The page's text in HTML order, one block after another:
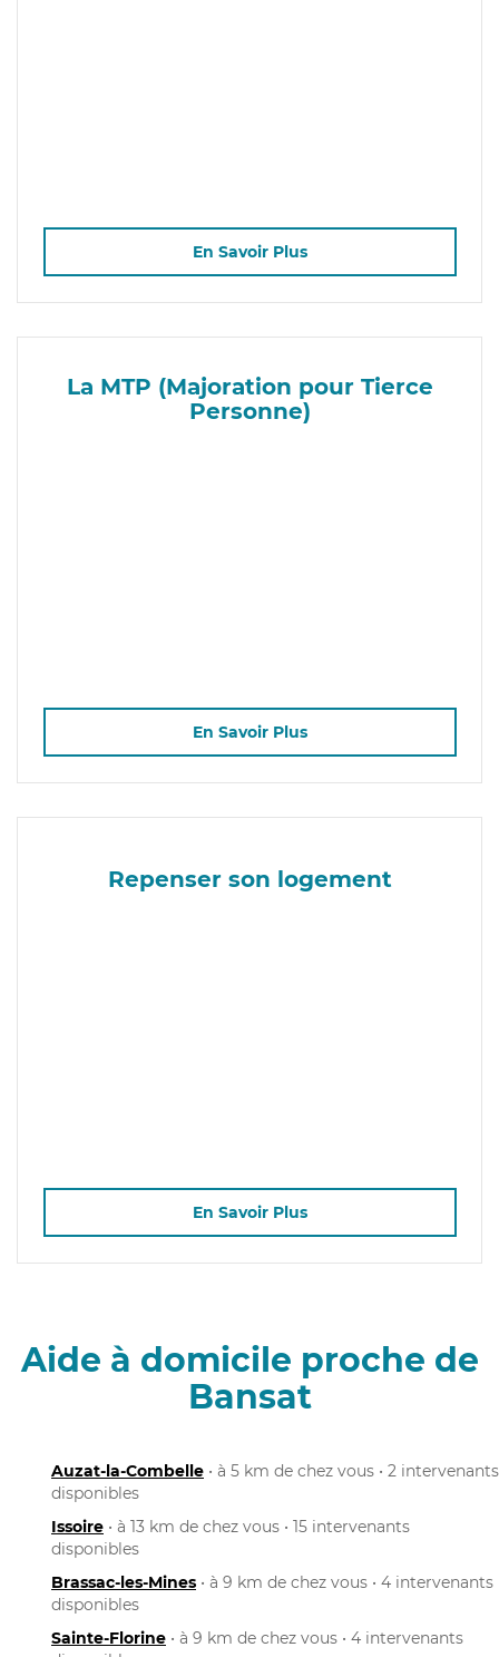
En Savoir Plus
La MTP (Majoration pour Tierce
Personne)
En Savoir Plus
Repenser son logement
En Savoir Plus
Aide à domicile proche de
Bansat
Auzat-la-Combelle • à 5 km de chez vous • 2 intervenants
disponibles
Issoire • à 13 km de chez vous • 15 intervenants
disponibles
Brassac-les-Mines • à 9 km de chez vous • 4 intervenants
disponibles
Sainte-Florine • à 9 km de chez vous • 4 intervenants